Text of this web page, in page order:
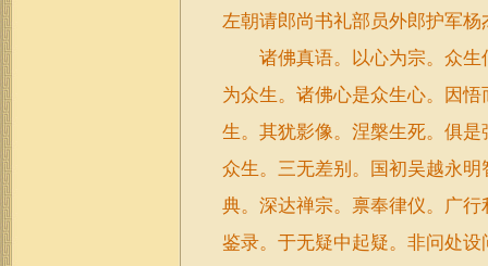
左朝请郎尚书礼部员外郎护军
诸佛真语。以心为宗。众生
为众生。诸佛心是众生心。因
生。其犹影像。涅槃生死。俱
众生。三无差别。国初吴越永
典。深达禅宗。禀奉律仪。广
鉴录。于无疑中起疑。非问处